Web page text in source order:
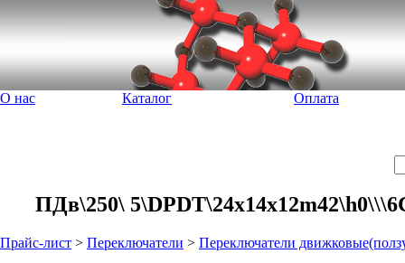
О нас Каталог Оплата
ПДв\250\
Прайс-лист > Переключатели > Переключатели